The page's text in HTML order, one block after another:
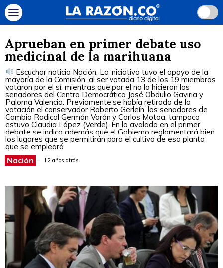
Aprueban en primer debate uso
medicinal de la marihuana
Escuchar noticia Nación. La iniciativa tuvo el apoyo de la
mayoría de la Comisión, al ser votada 13 de los 19 miembros
votaron por el sí, mientras que por el no lo hicieron los
senadores del Centro Democrático José Obdulio Gaviria y
Paloma Valencia. Previamente se había retirado de la
votación el conservador Roberto Gerleín, los senadores de
Cambio Radical Germán Varón y Carlos Motoa, tampoco
estuvo Claudia López (Verde). En lo avalado en el primer
debate se indica además que el Gobierno reglamentará bien
los lugares que se permitirán para el cultivo de esa planta
que se empleará
Nación 12 años atrás